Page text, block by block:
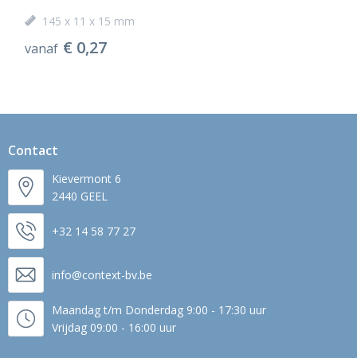
145 x 11 x 15 mm
vanaf € 0,27
Contact
Kievermont 6
2440 GEEL
+32 14 58 77 27
info@context-bv.be
Maandag t/m Donderdag 9:00 - 17:30 uur
Vrijdag 09:00 - 16:00 uur